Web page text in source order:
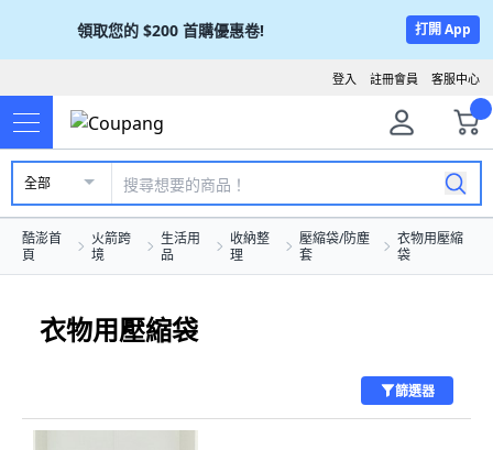
領取您的 $200 首購優惠卷! 打開 App
客服中心
註冊會員
登入
全部
酷澎首
頁
火箭跨
境
生活用
品
收納整
理
壓縮袋/防塵
套
衣物用壓縮
袋
衣物用壓縮袋
篩選器